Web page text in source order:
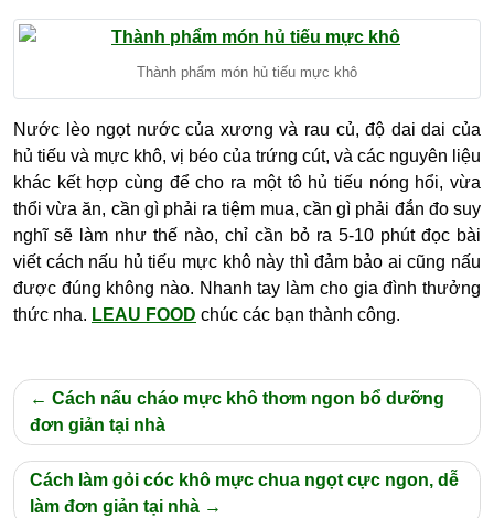
Thành phẩm món hủ tiếu mực khô
Nước lèo ngọt nước của xương và rau củ, độ dai dai của
hủ tiếu và mực khô, vị béo của trứng cút, và các nguyên liệu
khác kết hợp cùng để cho ra một tô hủ tiếu nóng hổi, vừa
thổi vừa ăn, cần gì phải ra tiệm mua, cần gì phải đắn đo suy
nghĩ sẽ làm như thế nào, chỉ cần bỏ ra 5-10 phút đọc bài
viết cách nấu hủ tiếu mực khô này thì đảm bảo ai cũng nấu
được đúng không nào. Nhanh tay làm cho gia đình thưởng
thức nha. LEAU FOOD chúc các bạn thành công.
Điều
hướng
bài
viết
Cách nấu cháo mực khô thơm ngon bổ dưỡng
đơn giản tại nhà
Cách làm gỏi cóc khô mực chua ngọt cực ngon, dễ
làm đơn giản tại nhà